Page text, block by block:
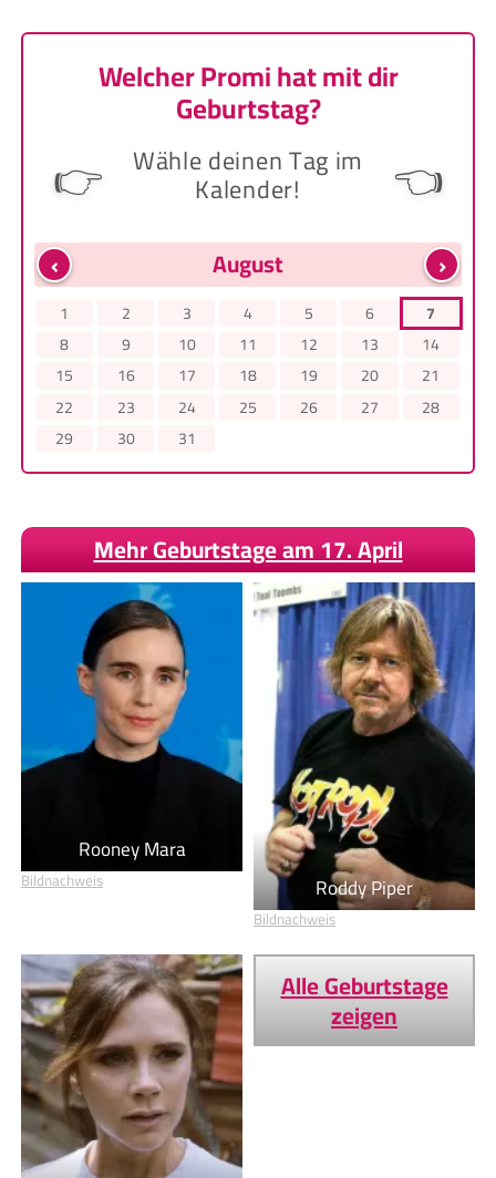
Welcher Promi hat mit dir
Geburtstag?
👉 Wähle deinen Tag im
Kalender! 👈
‹ ›
August
1 2 3 4 5 6
7
8
9 10 11 12 13
14
15
16 17 18 19 20
21
22
23 24 25 26 27
28
29
30 31
Mehr Geburtstage am 17. April
Rooney Mara
Bildnachweis Roddy Piper
Bildnachweis
Alle Geburtstage
zeigen